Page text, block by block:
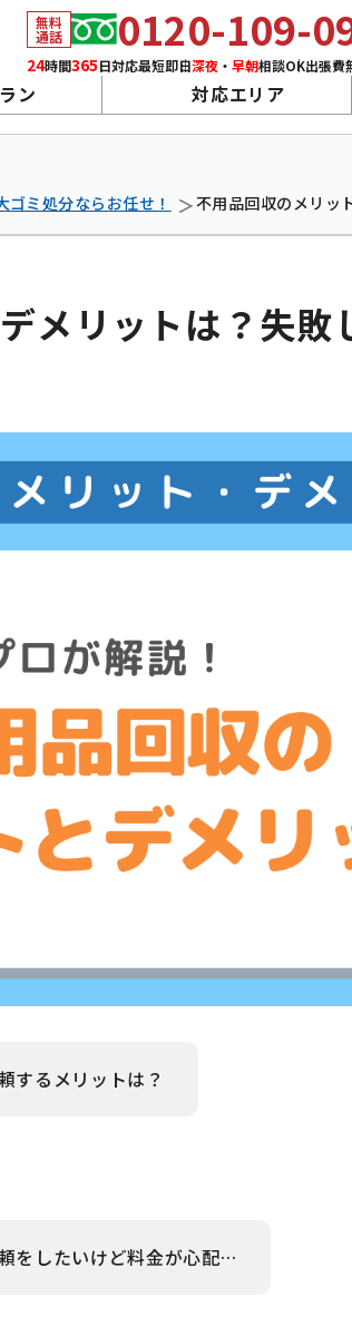
無料
通話 0120-109-
24時間365日対応最短即日深夜・ 早朝相談OK出張費
ン 対応エリア
ゴミ処分ならお任せ！ 不用品回収のメリッ
メリットは？失敗
するメリットは？
をしたいけど料金が心配…